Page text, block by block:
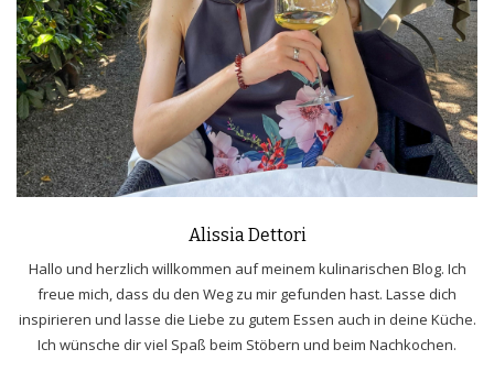
Alissia Dettori
Hallo und herzlich willkommen auf meinem kulinarischen Blog. Ich
freue mich, dass du den Weg zu mir gefunden hast. Lasse dich
inspirieren und lasse die Liebe zu gutem Essen auch in deine Küche.
Ich wünsche dir viel Spaß beim Stöbern und beim Nachkochen.